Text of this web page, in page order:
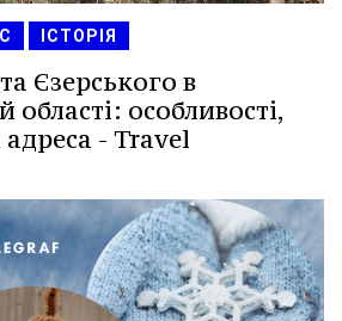
ІСТОРІЯ
Єзерського в
особливості,
адреса - Travel